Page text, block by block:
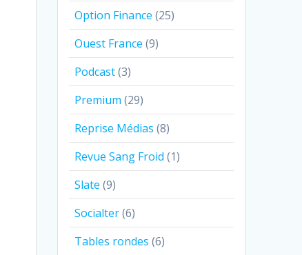
Option Finance (25)
Ouest France (9)
Podcast(3)
Premium (29)
Reprise Médias (8)
Revue Sang Froid (1)
Slate (9)
Socialter(6)
Tables rondes (6)